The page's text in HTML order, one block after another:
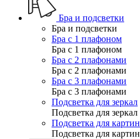
Бра и подсветки
Бра и подсветки
Бра с 1 плафоном
Бра с 1 плафоном
Бра с 2 плафонами
Бра с 2 плафонами
Бра с 3 плафонами
Бра с 3 плафонами
Подсветка для зеркал
Подсветка для зеркал
Подсветка для картин
Подсветка для картин